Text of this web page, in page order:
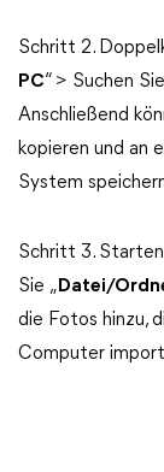
Schritt 2.
PC“ > Suchen
Anschließend
kopieren und an
System
Schritt 3.
Sie „ Datei/
die Fotos hinzu,
Computer